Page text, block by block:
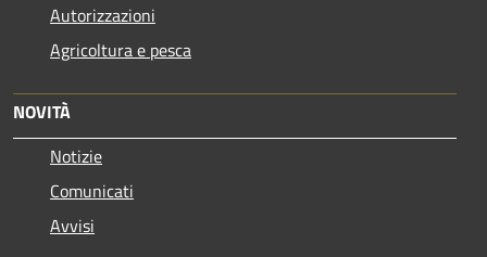
Autorizzazioni
Agricoltura e pesca
NOVITÀ
Notizie
Comunicati
Avvisi